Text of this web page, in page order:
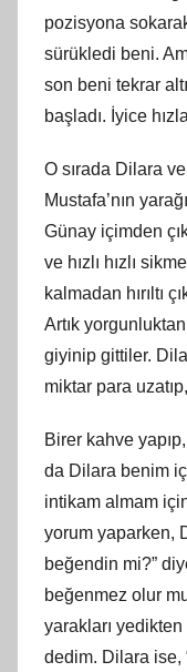
pozisyona
sürükledi beni.
son beni tekrar
başladı. İyice
O sırada Dilara
Mustafa’nın
Günay içimden
ve hızlı hızlı
kalmadan hırıltı
Artık
giyinip gittiler.
miktar para
Birer kahve
da Dilara benim
intikam almam
yorum yaparken,
beğendin mi?”
beğenmez olur
yarakları
dedim. Dilara ise,